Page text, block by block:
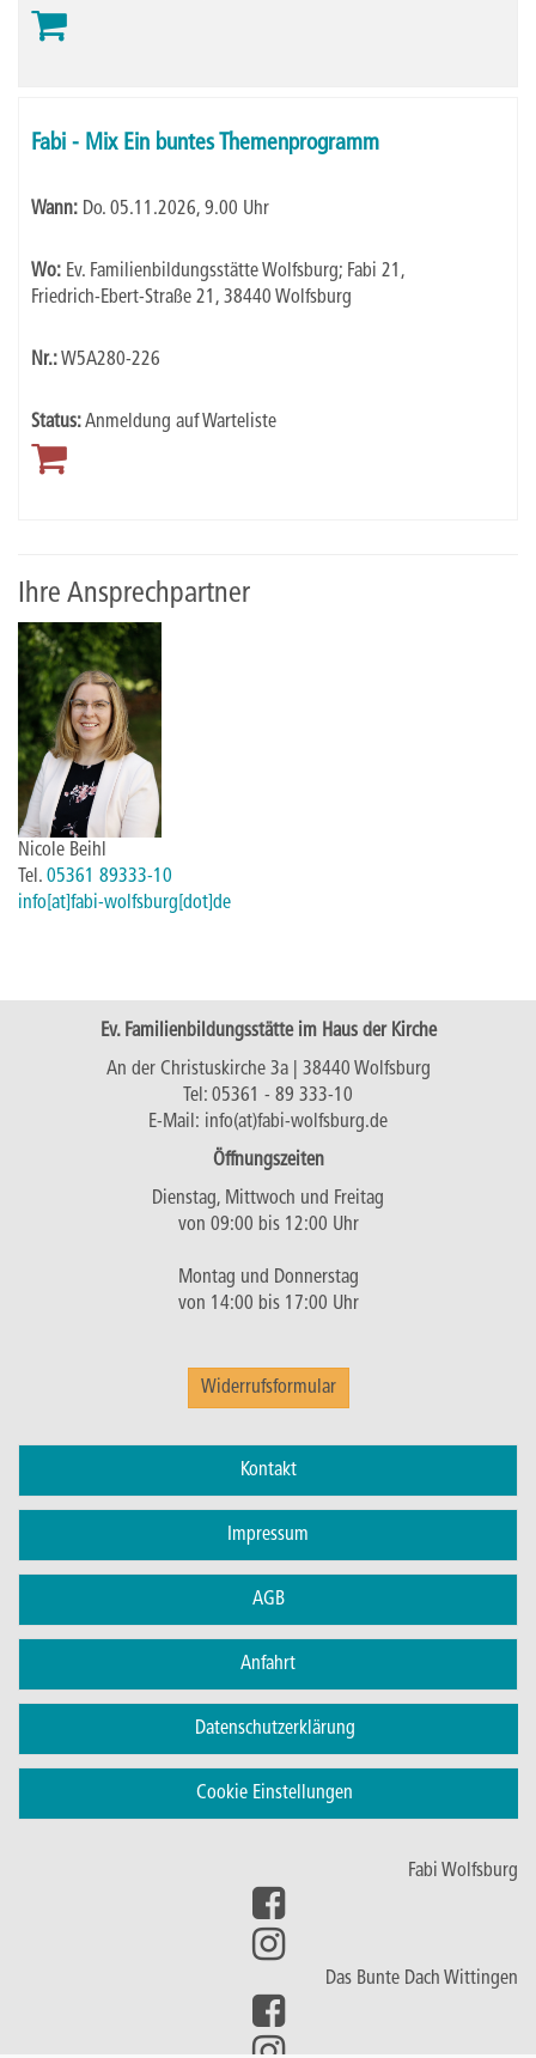
Fabi - Mix Ein buntes Themenprogramm
Wann: Do. 05.11.2026, 9.00 Uhr
Wo: Ev. Familienbildungsstätte Wolfsburg; Fabi 21,
Friedrich-Ebert-Straße 21, 38440 Wolfsburg
Nr.:W5A280-226
Status:Anmeldung auf Warteliste
Ihre Ansprechpartner
Nicole Beihl
Tel. 05361 89333-10
info[at]fabi-wolfsburg[dot]de
Ev. Familienbildungsstätte im Haus der Kirche
An der Christuskirche 3a | 38440 Wolfsburg
Tel: 05361 - 89 333-10
E-Mail: info(at)fabi-wolfsburg.de
Öffnungszeiten
Dienstag, Mittwoch und Freitag
von 09:00 bis 12:00 Uhr
Montag und Donnerstag
von 14:00 bis 17:00 Uhr
Widerrufsformular
Kontakt
Impressum
AGB
Anfahrt
Datenschutzerklärung
Cookie Einstellungen
Fabi Wolfsburg
Das Bunte Dach Wittingen